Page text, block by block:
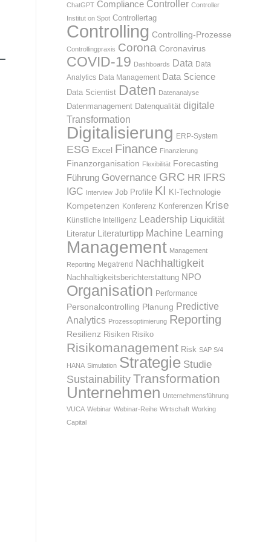
ChatGPT Compliance Controller Controller
Institut on Spot Controllertag
Controlling Controlling-Prozesse
Controllingpraxis Corona Coronavirus
COVID-19 Dashboards Data Data
Analytics Data Management Data Science
Data Scientist Daten Datenanalyse
Datenmanagement Datenqualität digitale
Transformation
Digitalisierung ERP-System
ESG Excel Finance Finanzierung
Finanzorganisation Flexibilität Forecasting
Führung Governance GRC HR IFRS
IGC Interview Job Profile KI KI-Technologie
Kompetenzen Konferenz Konferenzen Krise
Künstliche Intelligenz Leadership Liquidität
Literatur Literaturtipp Machine Learning
Management Management
Reporting Megatrend Nachhaltigkeit
Nachhaltigkeitsberichterstattung NPO
Organisation Performance
Personalcontrolling Planung Predictive
Analytics Prozessoptimierung Reporting
Resilienz Risiken Risiko
Risikomanagement Risk SAP S/4
HANA Simulation Strategie Studie
Sustainability Transformation
Unternehmen Unternehmensführung
VUCA Webinar Webinar-Reihe Wirtschaft Working
Capital